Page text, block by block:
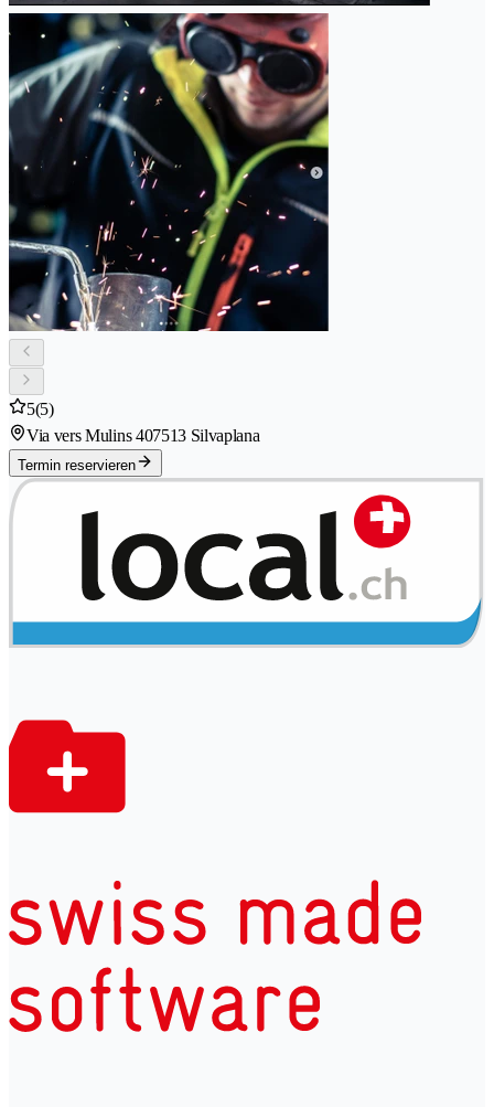
5(5)
Via vers Mulins 407513 Silvaplana
Termin reservieren